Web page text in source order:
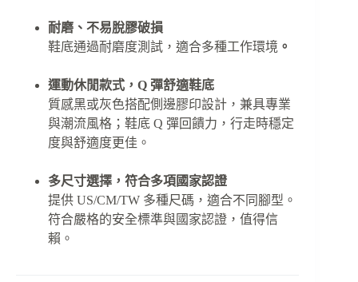
耐磨、不易脫膠破損
鞋底通過耐磨度測試，適合多種工作環境 。
運動休閒款式，Q 彈舒適鞋底
質感黑或灰色搭配側邊膠印設計，兼具專業
與潮流風格；鞋底 Q 彈回饋力，行走時穩定
度與舒適度更佳。
多尺寸選擇，符合多項國家認證
提供 US/CM/TW 多種尺碼，適合不同腳型。
符合嚴格的安全標準與國家認證，值得信
賴。